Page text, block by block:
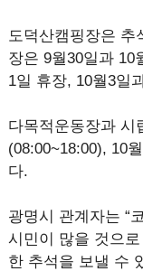
도덕산캠핑장은
장은 9월30일과 10
1일 휴장, 10월3일
다목적운동장과 시
(08:00~18:00), 10
다.
광명시 관계자는 “
시민이 많을 것으
한 추석을 보낼 수